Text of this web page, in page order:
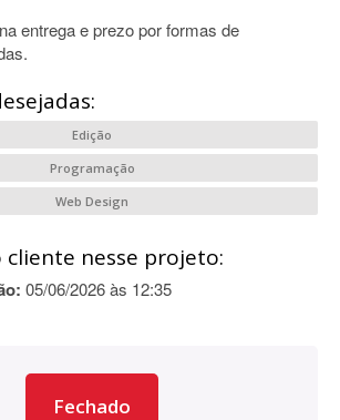
entrega e prezo por formas de
Edição
Programação
Web Design
cliente nesse projeto:
05/06/2026 às 12:35
Fechado